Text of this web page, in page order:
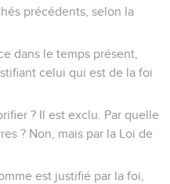
précédents, selon la
dans le temps présent,
celui qui est de la foi
? Il est exclu. Par quelle
? Non, mais par la Loi de
est justifié par la foi,